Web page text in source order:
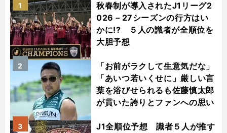
秋春制が導入されたJ1リーグ2
026－27シーズンの行方はい
かに!? ５人の識者が全順位を
大胆予想
1
「お前がラクして生意気だな」
「あいつ若いくせに」厳しい言
葉を浴びせられるも佐藤慎太郎
が貫いた誇りとファンへの思い
2
J1全順位予想 識者５人が推す
3